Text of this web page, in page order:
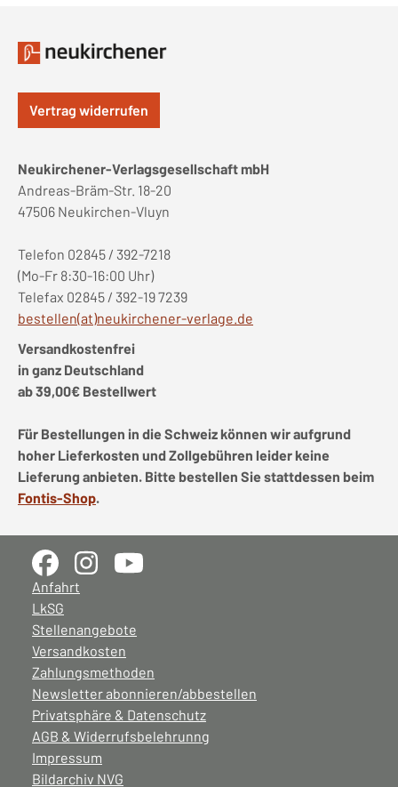
Vertrag widerrufen
Neukirchener-Verlagsgesellschaft mbH
Andreas-Bräm-Str. 18-20
47506 Neukirchen-Vluyn
Telefon 02845 / 392-7218
(Mo-Fr 8:30-16:00 Uhr)
Telefax 02845 / 392-19 7239
bestellen(at)neukirchener-verlage.de
Versandkostenfrei
in ganz Deutschland
ab 39,00€ Bestellwert
Für Bestellungen in die Schweiz können wir aufgrund
hoher Lieferkosten und Zollgebühren leider keine
Lieferung anbieten. Bitte bestellen Sie stattdessen beim
Fontis-Shop.
Anfahrt
LkSG
Stellenangebote
Versandkosten
Zahlungsmethoden
Newsletter abonnieren/abbestellen
Privatsphäre & Datenschutz
AGB & Widerrufsbelehrunng
Impressum
Bildarchiv NVG